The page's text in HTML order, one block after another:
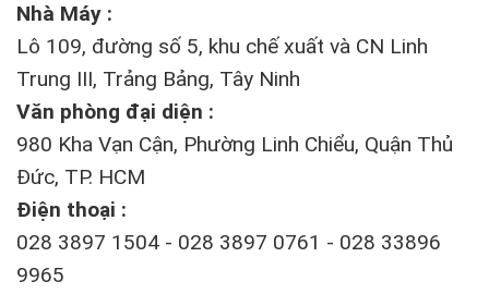
Nhà Máy :
Lô 109, đường số 5, khu chế xuất và CN Linh
Trung III, Trảng Bảng, Tây Ninh
Văn phòng đại diện :
980 Kha Vạn Cận, Phường Linh Chiểu, Quận Thủ
Đức, TP. HCM
Điện thoại :
028 3897 1504 - 028 3897 0761 - 028 33896
9965